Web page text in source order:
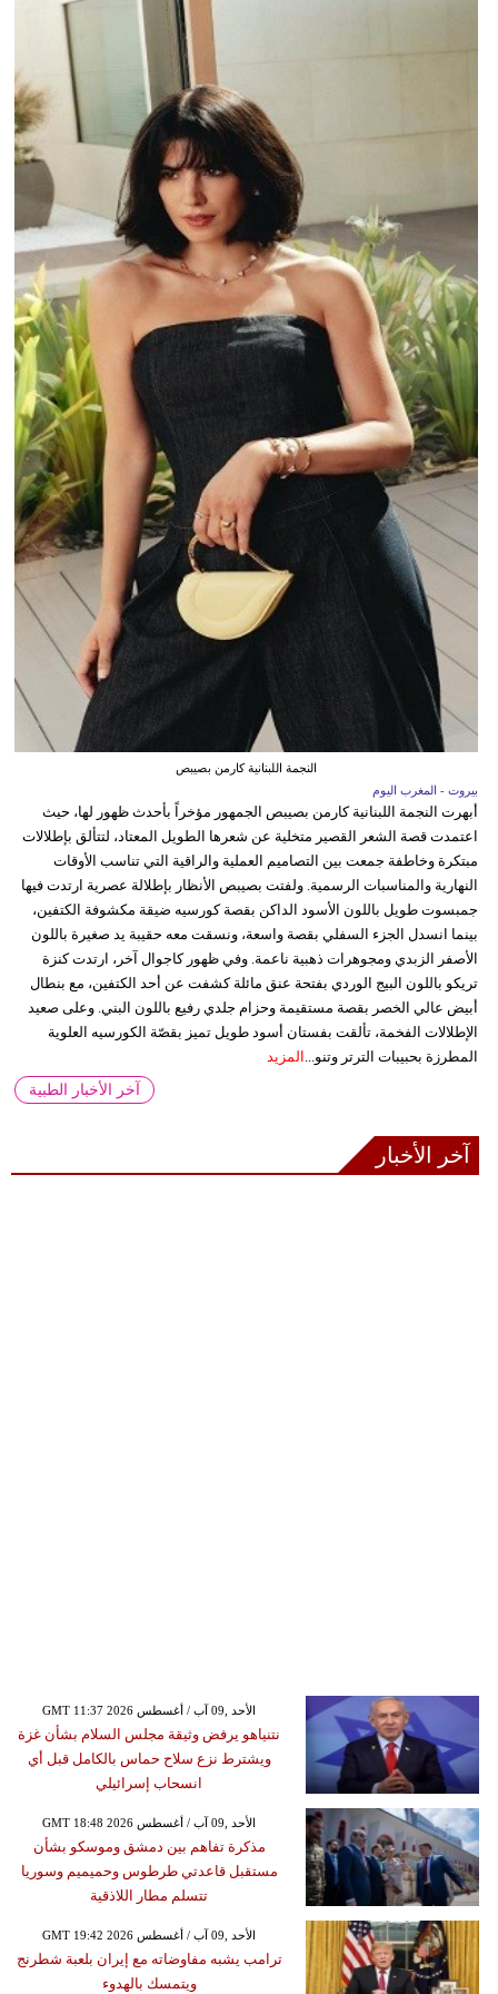
النجمة اللبنانية كارمن بصيبص
بيروت - المغرب اليوم
أبهرت النجمة اللبنانية كارمن بصيبص الجمهور مؤخراً بأحدث ظهور لها، حيث
اعتمدت قصة الشعر القصير متخلية عن شعرها الطويل المعتاد، لتتألق بإطلالات
مبتكرة وخاطفة جمعت بين التصاميم العملية والراقية التي تناسب الأوقات
النهارية والمناسبات الرسمية. ولفتت بصيبص الأنظار بإطلالة عصرية ارتدت فيها
جمبسوت طويل باللون الأسود الداكن بقصة كورسيه ضيقة مكشوفة الكتفين،
بينما انسدل الجزء السفلي بقصة واسعة، ونسقت معه حقيبة يد صغيرة باللون
الأصفر الزبدي ومجوهرات ذهبية ناعمة. وفي ظهور كاجوال آخر، ارتدت كنزة
تريكو باللون البيج الوردي بفتحة عنق مائلة كشفت عن أحد الكتفين، مع بنطال
أبيض عالي الخصر بقصة مستقيمة وحزام جلدي رفيع باللون البني. وعلى صعيد
الإطلالات الفخمة، تألقت بفستان أسود طويل تميز بقصّة الكورسيه العلوية
المطرزة بحبيبات الترتر وتنو... المزيد
آخر الأخبار الطبية
آخر الأخبار
GMT 11:37 2026 الأحد ,09 آب / أغسطس
نتنياهو يرفض وثيقة مجلس السلام بشأن غزة
ويشترط نزع سلاح حماس بالكامل قبل أي
انسحاب إسرائيلي
GMT 18:48 2026 الأحد ,09 آب / أغسطس
مذكرة تفاهم بين دمشق وموسكو بشأن
مستقبل قاعدتي طرطوس وحميميم وسوريا
تتسلم مطار اللاذقية
GMT 19:42 2026 الأحد ,09 آب / أغسطس
ترامب يشبه مفاوضاته مع إيران بلعبة شطرنج
ويتمسك بالهدوء